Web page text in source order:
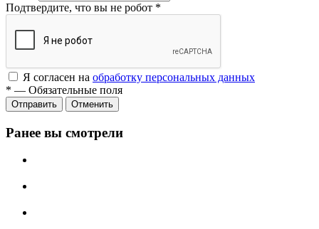
Подтвердите, что вы не робот *
Я согласен на обработку персональных данных
* — Обязательные поля
Отменить
Ранее вы смотрели